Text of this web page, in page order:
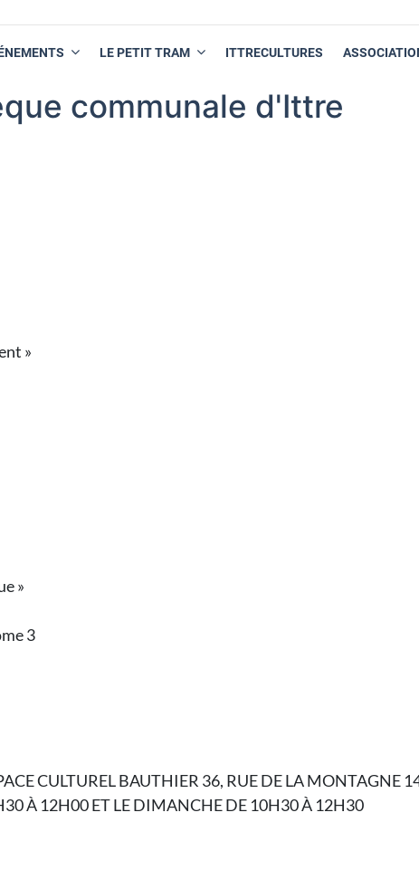
LE PETIT TRAM ITTRECULTURES
communale d'Ittre
»
»
3
CULTUREL BAUTHIER 36, RUE DE LA MONTAGNE
À 12H00 ET LE DIMANCHE DE 10H30 À 12H30